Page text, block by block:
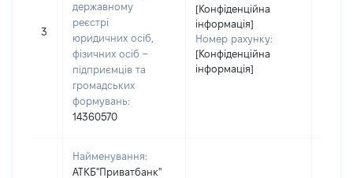
3
державному
реєстрі
юридичних осіб,
фізичних осіб –
підприємців та
громадських
формувань:
14360570
[Конфіденційна
інформація]
Номер рахунку:
[Конфіденційна
інформація]
Найменування:
АТКБ"Приватбанк"